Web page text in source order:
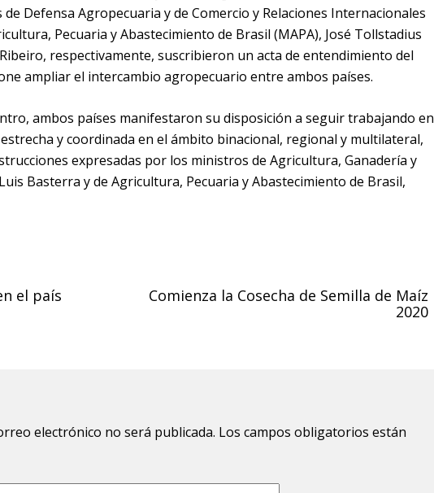
de Defensa Agropecuaria y de Comercio y Relaciones Internacionales
Pecuaria y Abastecimiento de Brasil (MAPA), José Tollstadius
respectivamente, suscribieron un acta de entendimiento del
ampliar el intercambio agropecuario entre ambos países.
ambos países manifestaron su disposición a seguir trabajando en
y coordinada en el ámbito binacional, regional y multilateral,
expresadas por los ministros de Agricultura, Ganadería y
Basterra y de Agricultura, Pecuaria y Abastecimiento de Brasil,
el país
Comienza la Cosecha de Semilla de Maíz
2020
electrónico no será publicada. Los campos obligatorios están